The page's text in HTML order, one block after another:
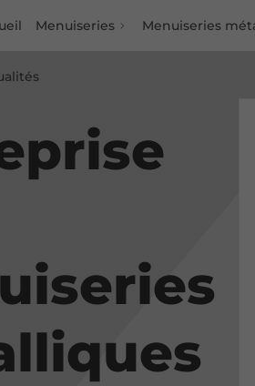
Menuiseries Menuiseries